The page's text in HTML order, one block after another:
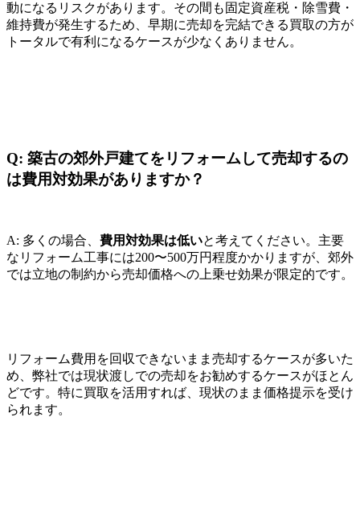
動になるリスクがあります。その間も固定資産税・除雪費・
維持費が発生するため、早期に売却を完結できる買取の方が
トータルで有利になるケースが少なくありません。
Q: 築古の郊外戸建てをリフォームして売却するの
は費用対効果がありますか？
A: 多くの場合、 費用対効果は低いと考えてください。主要
なリフォーム工事には200〜500万円程度かかりますが、郊外
では立地の制約から売却価格への上乗せ効果が限定的です。
リフォーム費用を回収できないまま売却するケースが多いた
め、弊社では現状渡しでの売却をお勧めするケースがほとん
どです。特に買取を活用すれば、現状のまま価格提示を受け
られます。